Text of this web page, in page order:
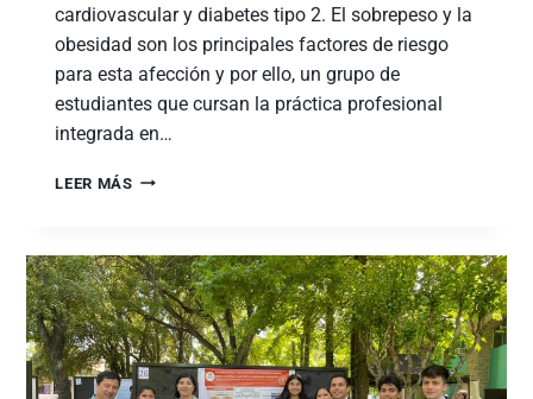
cardiovascular y diabetes tipo 2. El sobrepeso y la
obesidad son los principales factores de riesgo
para esta afección y por ello, un grupo de
estudiantes que cursan la práctica profesional
integrada en…
LEER MÁS